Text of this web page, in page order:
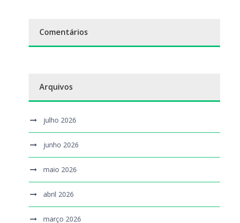
Comentários
Arquivos
julho 2026
junho 2026
maio 2026
abril 2026
março 2026